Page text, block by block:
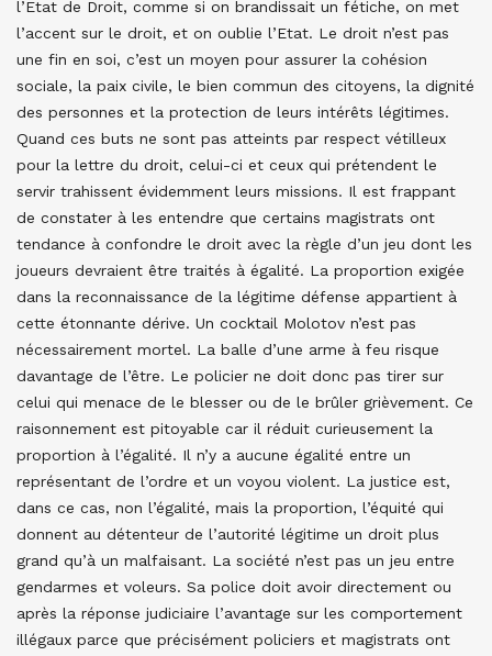
l’Etat de Droit, comme si on brandissait un fétiche, on met
l’accent sur le droit, et on oublie l’Etat. Le droit n’est pas
une fin en soi, c’est un moyen pour assurer la cohésion
sociale, la paix civile, le bien commun des citoyens, la dignité
des personnes et la protection de leurs intérêts légitimes.
Quand ces buts ne sont pas atteints par respect vétilleux
pour la lettre du droit, celui-ci et ceux qui prétendent le
servir trahissent évidemment leurs missions. Il est frappant
de constater à les entendre que certains magistrats ont
tendance à confondre le droit avec la règle d’un jeu dont les
joueurs devraient être traités à égalité. La proportion exigée
dans la reconnaissance de la légitime défense appartient à
cette étonnante dérive. Un cocktail Molotov n’est pas
nécessairement mortel. La balle d’une arme à feu risque
davantage de l’être. Le policier ne doit donc pas tirer sur
celui qui menace de le blesser ou de le brûler grièvement. Ce
raisonnement est pitoyable car il réduit curieusement la
proportion à l’égalité. Il n’y a aucune égalité entre un
représentant de l’ordre et un voyou violent. La justice est,
dans ce cas, non l’égalité, mais la proportion, l’équité qui
donnent au détenteur de l’autorité légitime un droit plus
grand qu’à un malfaisant. La société n’est pas un jeu entre
gendarmes et voleurs. Sa police doit avoir directement ou
après la réponse judiciaire l’avantage sur les comportement
illégaux parce que précisément policiers et magistrats ont